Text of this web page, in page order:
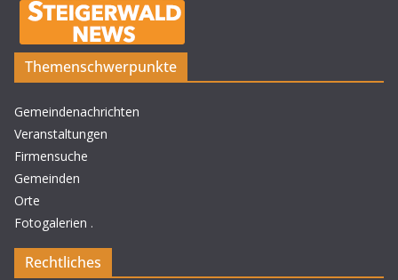
Themenschwerpunkte
Gemeindenachrichten
Veranstaltungen
Firmensuche
Gemeinden
Orte
Fotogalerien .
Rechtliches